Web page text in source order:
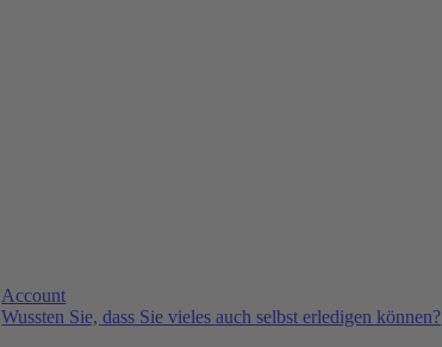
Account
Wussten Sie, dass Sie vieles auch selbst erledigen können?